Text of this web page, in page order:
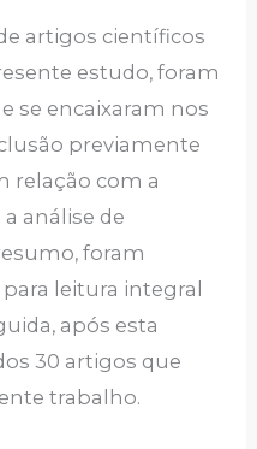
artigos científicos
estudo, foram
se encaixaram nos
previamente
relação com a
análise de
foram
leitura integral
após esta
30 artigos que
trabalho.